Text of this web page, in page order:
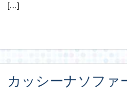
[…]
カッシーナソファ